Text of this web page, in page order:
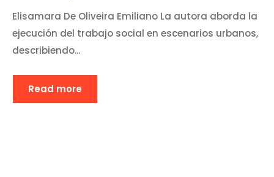
Elisamara De Oliveira Emiliano La autora aborda la
ejecución del trabajo social en escenarios urbanos,
describiendo...
Read more